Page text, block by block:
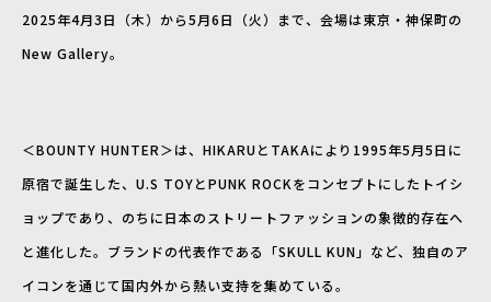
2025年4月3日（木）から5月6日（火）まで、会場は東京・神保町の
New Gallery。
＜BOUNTY HUNTER＞は、HIKARUとTAKAにより1995年5月5日に
原宿で誕生した、U.S TOYとPUNK ROCKをコンセプトにしたトイシ
ョップであり、のちに日本のストリートファッションの象徴的存在へ
と進化した。ブランドの代表作である「SKULL KUN」など、独自のア
イコンを通じて国内外から熱い支持を集めている。